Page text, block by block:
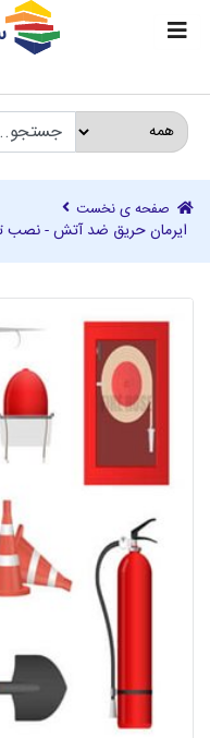
صفحه ی نخست
ایرمان حریق ضد آتش - نصب